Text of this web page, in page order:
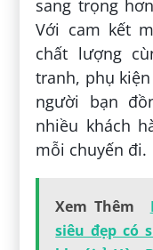
sang trọng
Với cam kết
chất lượng
tranh, phụ
người bạn
nhiều khách
mỗi chuyến đi.
Xem Thêm
siêu đẹp có